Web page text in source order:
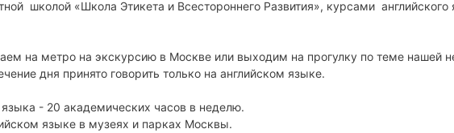
школой «Школа Этикета и Всестороннего Развития», курсами английского
на метро на экскурсию в Москве или выходим на прогулку по теме нашей
дня принято говорить только на английском языке.
языка - 20 академических часов в неделю.
языке в музеях и парках Москвы.